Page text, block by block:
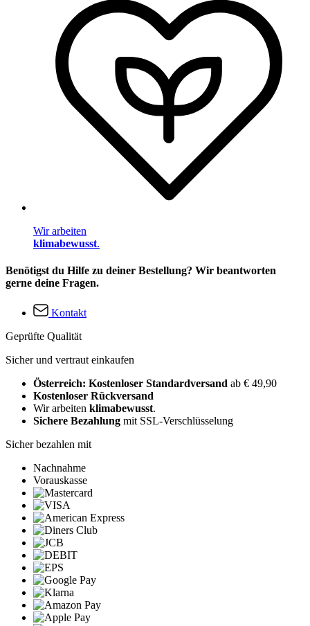
Wir arbeiten
klimabewusst.
Benötigst du Hilfe zu deiner Bestellung? Wir beantworten
gerne deine Fragen.
Kontakt
Geprüfte Qualität
Sicher und vertraut einkaufen
Österreich: Kostenloser Standardversand ab € 49,90
Kostenloser Rückversand
Wir arbeiten klimabewusst.
Sichere Bezahlung mit SSL-Verschlüsselung
Sicher bezahlen mit
Nachnahme
Vorauskasse